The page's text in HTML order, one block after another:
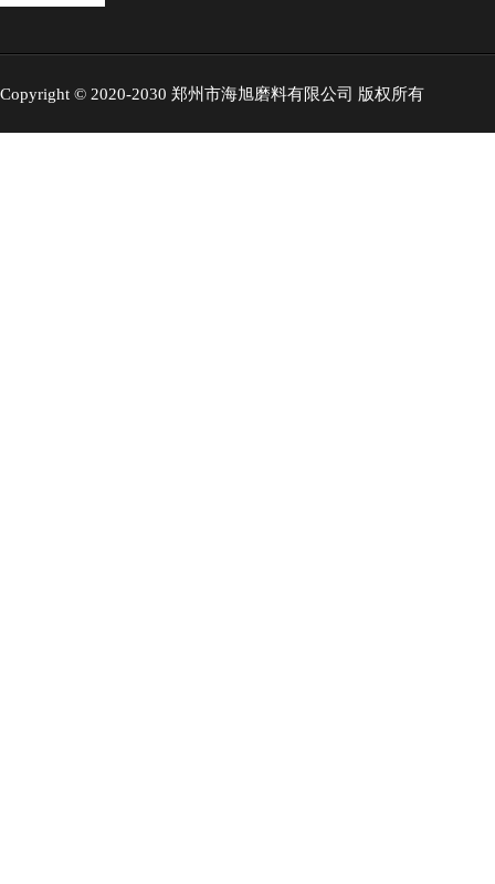
Copyright © 2020-2030 郑州市海旭磨料有限公司 版权所有